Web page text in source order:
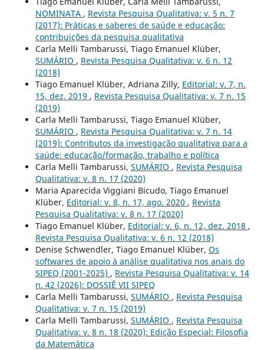
NOMINATA , Revista Pesquisa Qualitativa: v. 5 n. 7
(2017): Práticas e saberes de saúde e educação:
contribuições da pesquisa qualitativa
Carla Melli Tambarussi, Tiago Emanuel Klüber,
SUMÁRIO , Revista Pesquisa Qualitativa: v. 6 n. 12
(2018)
Tiago Emanuel Klüber, Adriana Zilly, Editorial: v. 7, n.
15, dez. 2019 , Revista Pesquisa Qualitativa: v. 7 n. 15
(2019)
Carla Melli Tambarussi, Tiago Emanuel Klüber,
SUMÁRIO , Revista Pesquisa Qualitativa: v. 7 n. 14
(2019): Contributos da investigação qualitativa para a
saúde: educação/formação, trabalho e política
Carla Melli Tambarussi, SUMÁRIO , Revista Pesquisa
Qualitativa: v. 8 n. 17 (2020)
Maria Aparecida Viggiani Bicudo, Tiago Emanuel
Klüber, Editorial: v. 8, n. 17, ago. 2020 , Revista
Pesquisa Qualitativa: v. 8 n. 17 (2020)
Tiago Emanuel Klüber, Editorial: v. 6, n. 12, dez. 2018 ,
Revista Pesquisa Qualitativa: v. 6 n. 12 (2018)
Denise Schwendler, Tiago Emanuel Klüber, Os
softwares de apoio à análise qualitativa nos anais do
SIPEQ (2001-2025) , Revista Pesquisa Qualitativa: v. 14
n. 42 (2026): DOSSIÊ VII SIPEQ
Carla Melli Tambarussi, SUMÁRIO , Revista Pesquisa
Qualitativa: v. 7 n. 15 (2019)
Carla Melli Tambarussi, SUMÁRIO , Revista Pesquisa
Qualitativa: v. 8 n. 18 (2020): Edição Especial: Filosofia
da Matemática